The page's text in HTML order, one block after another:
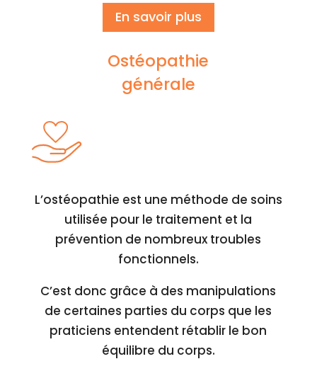
En savoir plus
Ostéopathie
générale
L’ostéopathie est une méthode de soins
utilisée pour le traitement et la
prévention de nombreux troubles
fonctionnels.
C’est donc grâce à des manipulations
de certaines parties du corps que les
praticiens entendent rétablir le bon
équilibre du corps.